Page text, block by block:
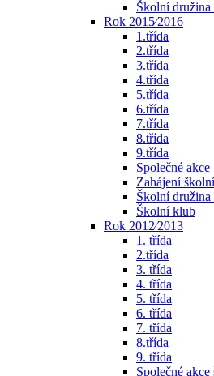
Školní
Rok 2015⁄2016
1.třída
2.třída
3.třída
4.třída
5.třída
6.třída
7.třída
8.třída
9.třída
Společné akce
Zahájení
Školní
Školní klub
Rok 2012⁄2013
1. třída
2.třída
3. třída
4. třída
5. třída
6. třída
7. třída
8.třída
9. třída
Společné